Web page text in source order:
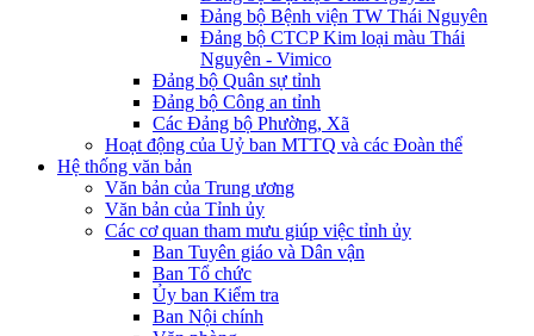
Đảng bộ Bệnh viện TW Thái Nguyên
Đảng bộ CTCP Kim loại màu Thái
Nguyên - Vimico
Đảng bộ Quân sự tỉnh
Đảng bộ Công an tỉnh
Các Đảng bộ Phường, Xã
Hoạt động của Uỷ ban MTTQ và các Đoàn thể
Hệ thống văn bản
Văn bản của Trung ương
Văn bản của Tỉnh ủy
Các cơ quan tham mưu giúp việc tỉnh ủy
Ban Tuyên giáo và Dân vận
Ban Tổ chức
Ủy ban Kiểm tra
Ban Nội chính